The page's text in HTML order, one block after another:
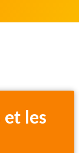
et les